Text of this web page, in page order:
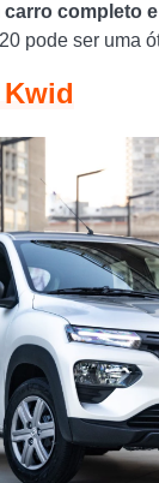
carro completo
pode ser uma